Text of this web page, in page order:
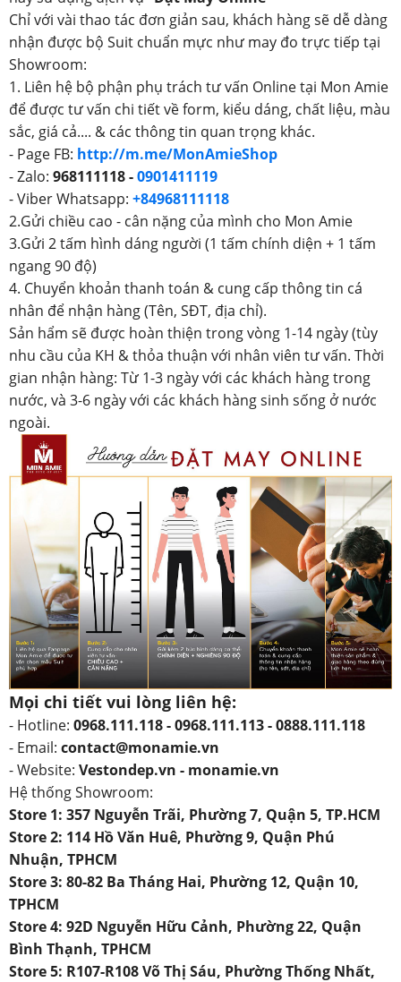
Chỉ với vài thao tác đơn giản sau, khách hàng sẽ dễ dàng
nhận được bộ Suit chuẩn mực như may đo trực tiếp tại
Showroom:
1. Liên hệ bộ phận phụ trách tư vấn Online tại Mon Amie
để được tư vấn chi tiết về form, kiểu dáng, chất liệu, màu
sắc, giá cả.... & các thông tin quan trọng khác.
- Page FB: http://m.me/MonAmieShop
- Zalo: 968111118 -0901411119
- Viber Whatsapp: +84968111118
2.Gửi chiều cao - cân nặng của mình cho Mon Amie
3.Gửi 2 tấm hình dáng người (1 tấm chính diện + 1 tấm
ngang 90 độ)
4. Chuyển khoản thanh toán & cung cấp thông tin cá
nhân để nhận hàng (Tên, SĐT, địa chỉ).
Sản hẩm sẽ được hoàn thiện trong vòng 1-14 ngày (tùy
nhu cầu của KH & thỏa thuận với nhân viên tư vấn. Thời
gian nhận hàng: Từ 1-3 ngày với các khách hàng trong
nước, và 3-6 ngày với các khách hàng sinh sống ở nước
ngoài.
Mọi chi tiết vui lòng liên hệ:
- Hotline: 0968.111.118 - 0968.111.113 - 0888.111.118
- Email: contact@monamie.vn
- Website: Vestondep.vn - monamie.vn
Hệ thống Showroom:
Store 1: 357 Nguyễn Trãi, Phường 7, Quận 5, TP.HCM
Store 2: 114 Hồ Văn Huê, Phường 9, Quận Phú
Nhuận, TPHCM
Store 3: 80-82 Ba Tháng Hai, Phường 12, Quận 10,
TPHCM
Store 4: 92D Nguyễn Hữu Cảnh, Phường 22, Quận
Bình Thạnh, TPHCM
Store 5: R107-R108 Võ Thị Sáu, Phường Thống Nhất,